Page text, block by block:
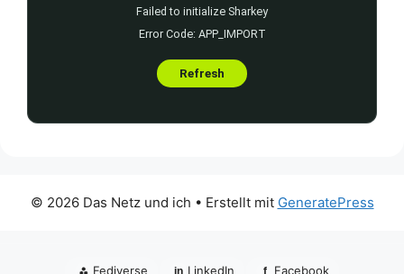
© 2026 Das Netz und ich • Erstellt mit GeneratePress
Fediverse in LinkedIn f Facebook